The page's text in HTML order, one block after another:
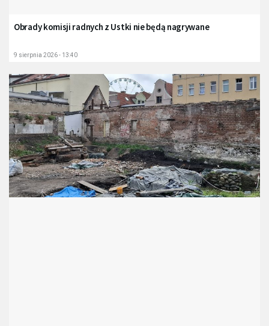
Obrady komisji radnych z Ustki nie będą nagrywane
9 sierpnia 2026 - 13:40